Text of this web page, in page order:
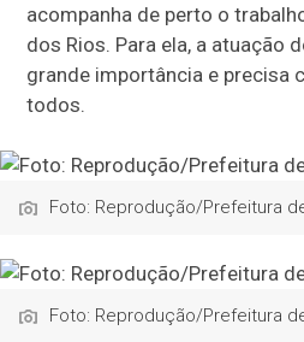
acompanha de perto o
dos Rios. Para ela, a atuação
grande importância e precisa
todos.
Foto: Reprodução/Prefeitura
Foto: Reprodução/Prefeitura